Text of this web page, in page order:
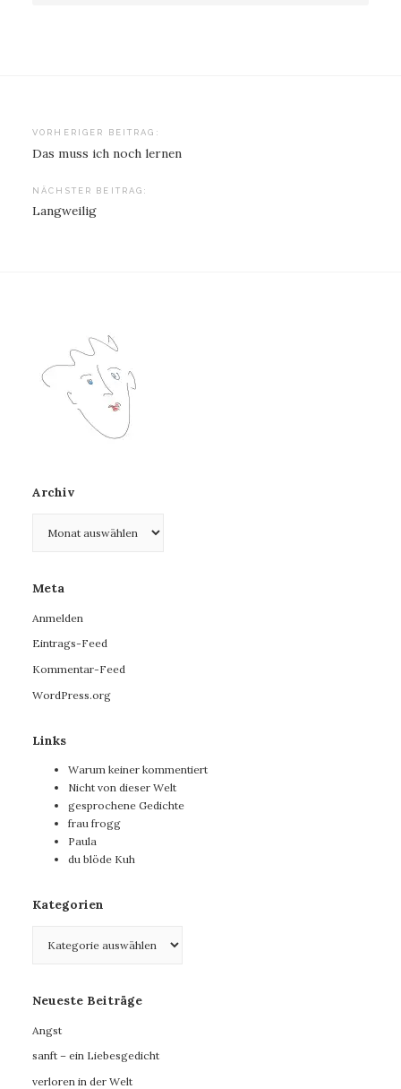
Beitragsnavigation
VORHERIGER BEITRAG:
Das muss ich noch lernen
NÄCHSTER BEITRAG:
Langweilig
Archiv
Meta
Anmelden
Eintrags-Feed
Kommentar-Feed
WordPress.org
Links
Warum keiner kommentiert
Nicht von dieser Welt
gesprochene Gedichte
frau frogg
Paula
du blöde Kuh
Kategorien
Neueste Beiträge
Angst
sanft – ein Liebesgedicht
verloren in der Welt